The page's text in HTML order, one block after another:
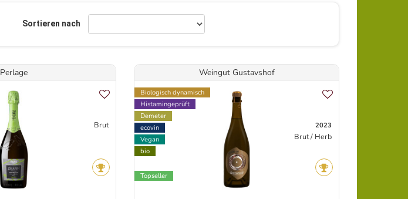
Sortieren nach
Perlage
Brut
Weingut Gustavshof
Biologisch dynamisch
Histamingeprüft
Demeter
ecovin
Vegan
bio
Topseller
2023
Brut / Herb